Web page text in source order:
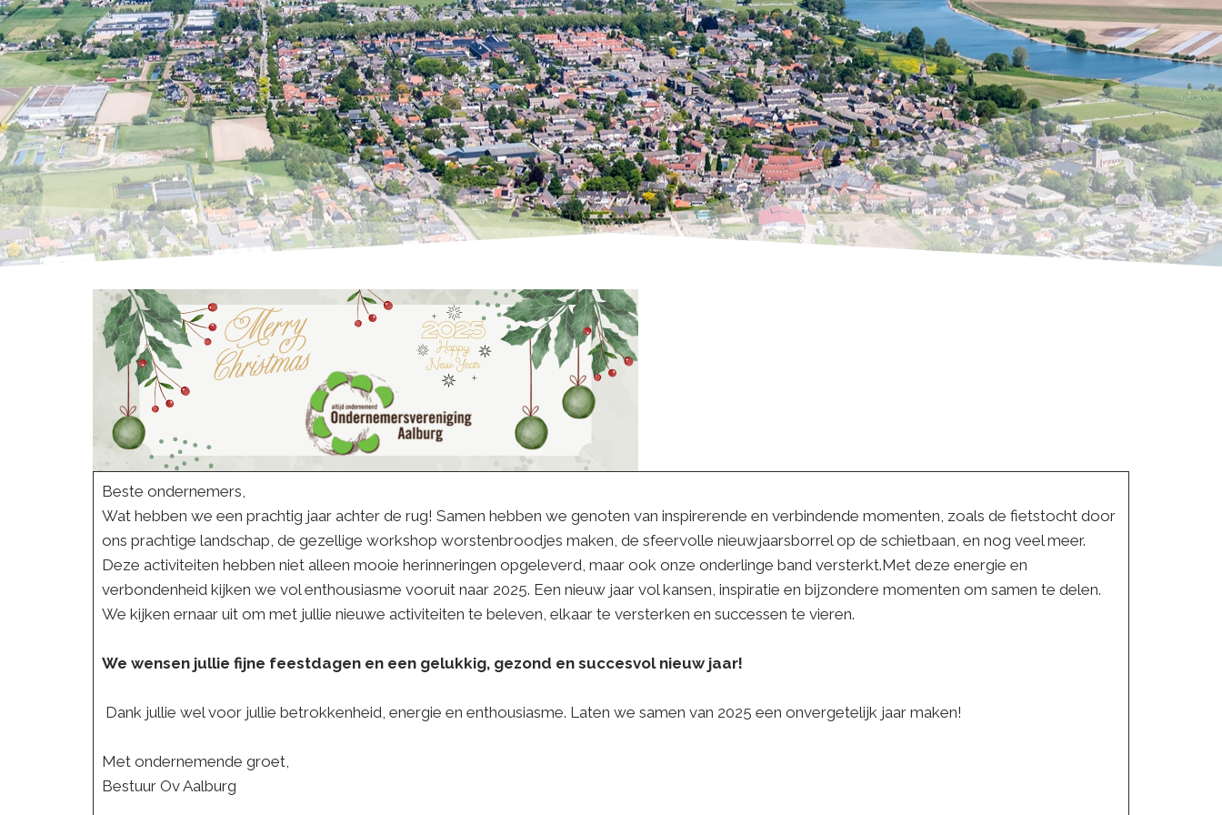
Beste ondernemers,
Wat hebben we een prachtig jaar achter de rug! Samen hebben we genoten van inspirerende en verbindende momenten, zoals de fietstocht door
ons prachtige landschap, de gezellige workshop worstenbroodjes maken, de sfeervolle nieuwjaarsborrel op de schietbaan, en nog veel meer.
Deze activiteiten hebben niet alleen mooie herinneringen opgeleverd, maar ook onze onderlinge band versterkt.Met deze energie en
verbondenheid kijken we vol enthousiasme vooruit naar 2025. Een nieuw jaar vol kansen, inspiratie en bijzondere momenten om samen te delen.
We kijken ernaar uit om met jullie nieuwe activiteiten te beleven, elkaar te versterken en successen te vieren.
We wensen jullie fijne feestdagen en een gelukkig, gezond en succesvol nieuw jaar!
Dank jullie wel voor jullie betrokkenheid, energie en enthousiasme. Laten we samen van 2025 een onvergetelijk jaar maken!
Met ondernemende groet,
Bestuur Ov Aalburg